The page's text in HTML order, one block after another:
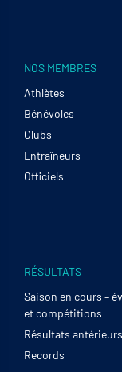
NOS MEMBRES
Athlètes
Bénévoles
Clubs
Entraîneurs
Officiels
RÉSULTATS
Saison en cours –
et compétitions
Résultats antérieurs
Records